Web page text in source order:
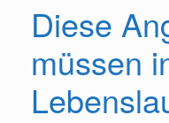
Diese
müssen